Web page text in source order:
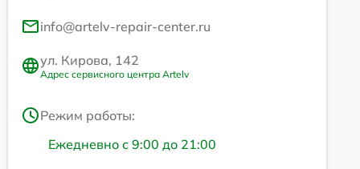
info@artelv-repair-center.ru
ул. Кирова, 142
Адрес сервисного центра Artelv
Режим работы:
Ежедневно с 9:00 до 21:00